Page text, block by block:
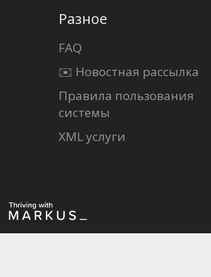
Разное
FAQ
✉️ Новостная рассылка
Правила пользования
системы
XML услуги